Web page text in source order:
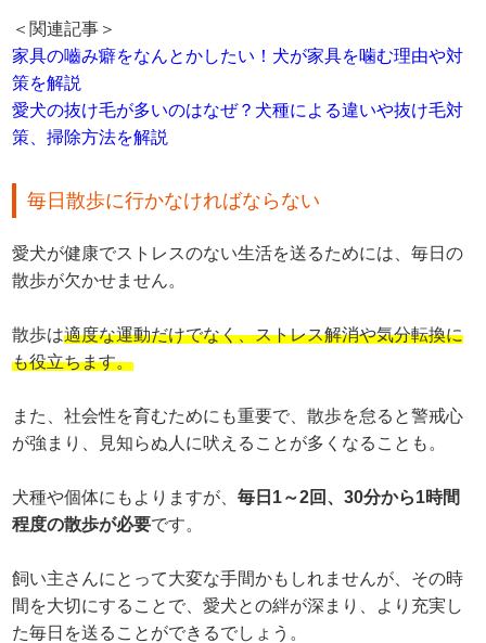
＜関連記事＞
家具の嚙み癖をなんとかしたい！犬が家具を噛む理由や対
策を解説
愛犬の抜け毛が多いのはなぜ？犬種による違いや抜け毛対
策、掃除方法を解説
毎日散歩に行かなければならない
愛犬が健康でストレスのない生活を送るためには、毎日の
散歩が欠かせません。
散歩は適度な運動だけでなく、ストレス解消や気分転換に
も役立ちます。
また、社会性を育むためにも重要で、散歩を怠ると警戒心
が強まり、見知らぬ人に吠えることが多くなることも。
犬種や個体にもよりますが、毎日1～2回、30分から1時間
程度の散歩が必要です。
飼い主さんにとって大変な手間かもしれませんが、その時
間を大切にすることで、愛犬との絆が深まり、より充実し
た毎日を送ることができるでしょう。